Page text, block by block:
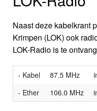
Naast deze kabelkrant
Krimpen (LOK) ook
LOK-Radio is te
- Kabel 87.5 MHz
- Ether
106.0 MHz